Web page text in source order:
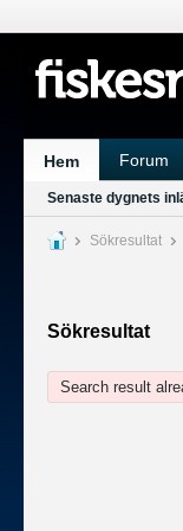
Hem Forum
Senaste dygnets
Sökresultat
Sökresultat
Search result